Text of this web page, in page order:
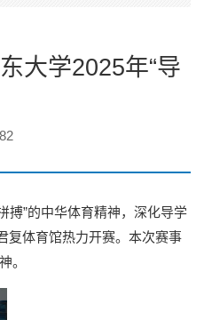
大学2025年“导
搏”的中华体育精神，深化导学
复体育馆热力开赛。本次赛事
。